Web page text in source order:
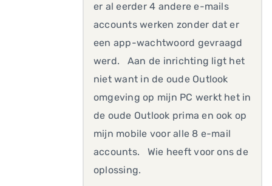
er al eerder 4 andere e-mails
accounts werken zonder dat er
een app-wachtwoord gevraagd
werd. Aan de inrichting ligt het
niet want in de oude Outlook
omgeving op mijn PC werkt het in
de oude Outlook prima en ook op
mijn mobile voor alle 8 e-mail
accounts. Wie heeft voor ons de
oplossing.